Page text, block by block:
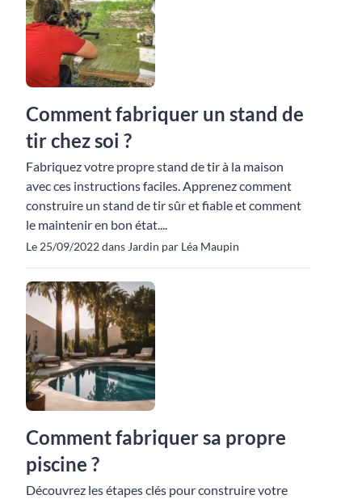
Comment fabriquer un stand de
tir chez soi ?
Fabriquez votre propre stand de tir à la maison
avec ces instructions faciles. Apprenez comment
construire un stand de tir sûr et fiable et comment
le maintenir en bon état....
Le 25/09/2022 dans Jardin par Léa Maupin
Comment fabriquer sa propre
piscine ?
Découvrez les étapes clés pour construire votre